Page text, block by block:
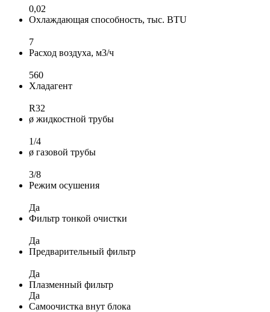
0,02
Охлаждающая способность, тыс. BTU
7
Расход воздуха, м3/ч
560
Хладагент
R32
ø жидкостной трубы
1/4
ø газовой трубы
3/8
Режим осушения
Да
Фильтр тонкой очистки
Да
Предварительный фильтр
Да
Плазменный фильтр
Да
Самоочистка внут блока